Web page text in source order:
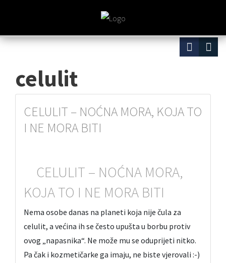
celulit
CELULIT – NOĆNA MORA, KOJA TO
I NE MORA BITI
CELULIT – NOĆNA MORA,
KOJA TO I NE MORA BITI
Nema osobe danas na planeti koja nije čula za
celulit, a većina ih se često upušta u borbu protiv
ovog „napasnika“. Ne može mu se oduprijeti nitko.
Pa čak i kozmetičarke ga imaju, ne biste vjerovali :-)